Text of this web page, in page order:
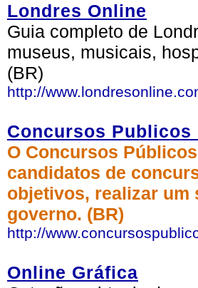
Londres Online
Guia completo de
museus, musicais,
(BR)
http://
Concursos Publicos
O Concursos
candidatos de
objetivos, realizar um
governo. (BR)
http://
Online Gráfica